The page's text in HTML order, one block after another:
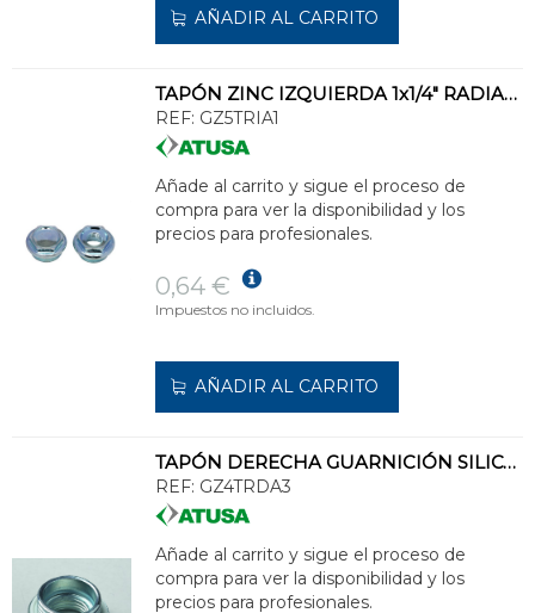
AÑADIR AL CARRITO
TAPÓN ZINC IZQUIERDA 1x1/4" RADIADOR ALUMINIO DIÁMETRO 42
REF: GZ5TRIA1
Añade al carrito y sigue el proceso de
compra para ver la disponibilidad y los
precios para profesionales.
0,64 €
Impuestos no incluidos.
AÑADIR AL CARRITO
TAPÓN DERECHA GUARNICIÓN SILICONA 1x1/2" ZINCADO
REF: GZ4TRDA3
Añade al carrito y sigue el proceso de
compra para ver la disponibilidad y los
precios para profesionales.